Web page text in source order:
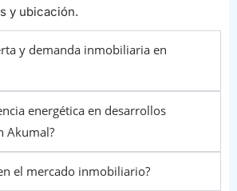
y ubicación.
y demanda inmobiliaria en
energética en desarrollos
Akumal?
el mercado inmobiliario?